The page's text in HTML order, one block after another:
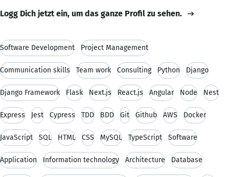
Logg Dich jetzt ein, um das ganze Profil zu sehen.
Software Development Project Management
Communication skills Team work Consulting Python Django
Django Framework Flask Next.js React.js Angular Node Nest
Express Jest Cypress TDD BDD Git Github AWS Docker
JavaScript SQL HTML CSS MySQL TypeScript Software
Application Information technology Architecture Database